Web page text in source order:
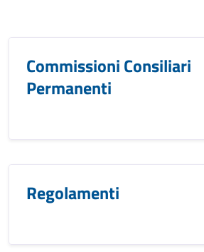
Commissioni Consiliari
Permanenti
Regolamenti